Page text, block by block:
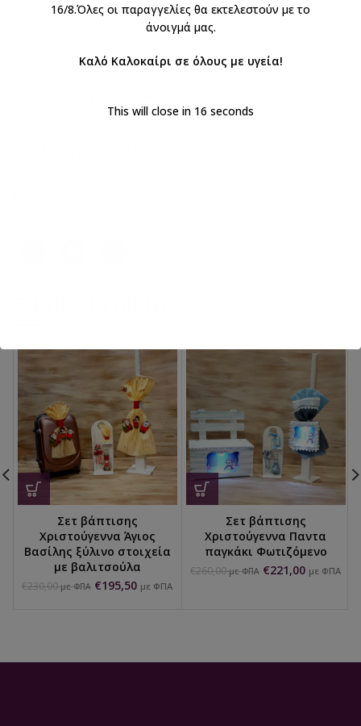
Σετ βάπτισης
Χριστούγεννα Άγιος
Βασίλης ξύλινο στοιχεία
με βαλιτσούλα
€230,00 με ΦΠΑ €195,50 με ΦΠΑ
Σετ βάπτισης
Χριστούγεννα Παντα
παγκάκι Φωτιζόμενο
€260,00 με ΦΠΑ €221,00 με ΦΠΑ
16/8.Όλες οι παραγγελίες θα εκτελεστούν με το
άνοιγμά μας.
Καλό Καλοκαίρι σε όλους με υγεία!
This will close in 15 seconds